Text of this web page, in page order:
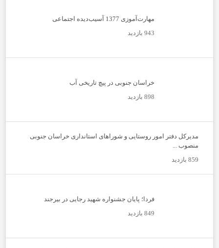
مهارت‌آموزی 1377 آسیب‌دیده اجتماعی
943 بازدید
خراسان جنوبی در پیچ تاریخی آب
898 بازدید
مدیرکل دفتر امور روستایی و شوراهای استانداری خراسان جنوبی
منصوب ...
859 بازدید
فردا؛ پایان جشنواره شهید رجایی در بیرجند
849 بازدید